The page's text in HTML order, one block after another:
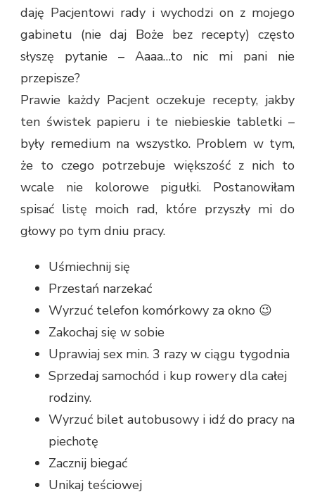
daję Pacjentowi rady i wychodzi on z mojego
gabinetu (nie daj Boże bez recepty) często
słyszę pytanie – Aaaa…to nic mi pani nie
przepisze?
Prawie każdy Pacjent oczekuje recepty, jakby
ten świstek papieru i te niebieskie tabletki –
były remedium na wszystko. Problem w tym,
że to czego potrzebuje większość z nich to
wcale nie kolorowe pigułki. Postanowiłam
spisać listę moich rad, które przyszły mi do
głowy po tym dniu pracy.
Uśmiechnij się
Przestań narzekać
Wyrzuć telefon komórkowy za okno 😉
Zakochaj się w sobie
Uprawiaj sex min. 3 razy w ciągu tygodnia
Sprzedaj samochód i kup rowery dla całej
rodziny.
Wyrzuć bilet autobusowy i idź do pracy na
piechotę
Zacznij biegać
Unikaj teściowej